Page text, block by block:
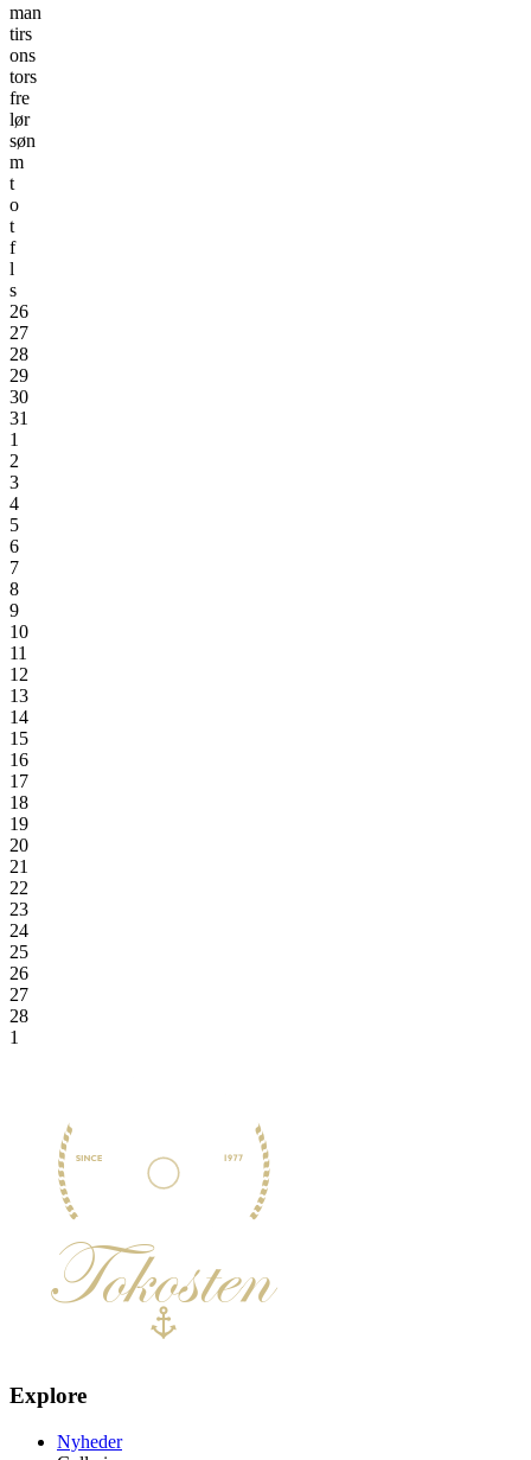
man
tirs
ons
tors
fre
lør
søn
m
t
o
t
f
l
s
26
27
28
29
30
31
1
2
3
4
5
6
7
8
9
10
11
12
13
14
15
16
17
18
19
20
21
22
23
24
25
26
27
28
1
Explore
Nyheder